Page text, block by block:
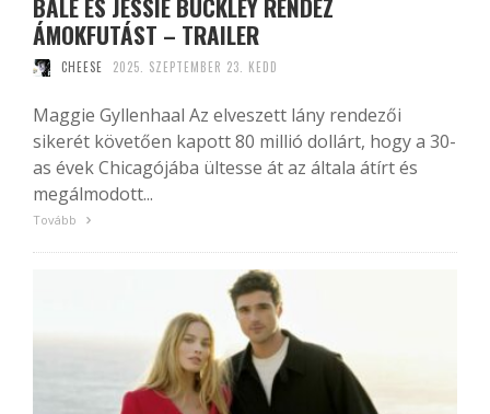
BALE ÉS JESSIE BUCKLEY RENDEZ
ÁMOKFUTÁST – TRAILER
CHEESE 2025. SZEPTEMBER 23. KEDD
Maggie Gyllenhaal Az elveszett lány rendezői
sikerét követően kapott 80 millió dollárt, hogy a 30-
as évek Chicagójába ültesse át az általa átírt és
megálmodott...
Tovább